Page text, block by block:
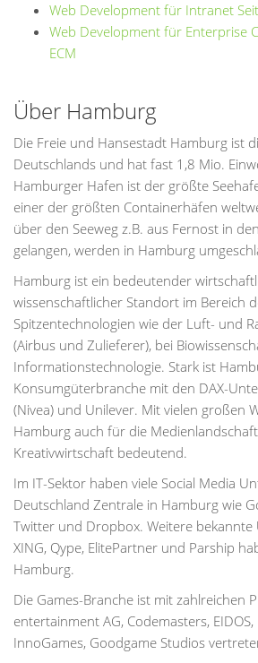
Web Development für Intranet
Web Development für Enterprise
ECM
Über Hamburg
Die Freie und Hansestadt Hamburg ist
Deutschlands und hat fast 1,8 Mio.
Hamburger Hafen ist der größte
einer der größten Containerhäfen
über den Seeweg z.B. aus Fernost in
gelangen, werden in Hamburg
Hamburg ist ein bedeutender
wissenschaftlicher Standort im Bereich
Spitzentechnologien wie der Luft- und
(Airbus und Zulieferer), bei
Informationstechnologie. Stark ist
Konsumgüterbranche mit den DAX-
(Nivea) und Unilever. Mit vielen großen
Hamburg auch für die
Kreativwirtschaft bedeutend.
Im IT-Sektor haben viele Social Media
Deutschland Zentrale in Hamburg wie
Twitter und Dropbox. Weitere
XING, Qype, ElitePartner und Parship
Hamburg.
Die Games-Branche ist mit zahlreichen
entertainment AG, Codemasters,
InnoGames, Goodgame Studios